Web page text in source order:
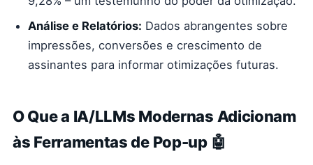
Análise e Relatórios: Dados abrangentes sobre
impressões, conversões e crescimento de
assinantes para informar otimizações futuras.
O Que a IA/LLMs Modernas Adicionam
às Ferramentas de Pop-up 🤖